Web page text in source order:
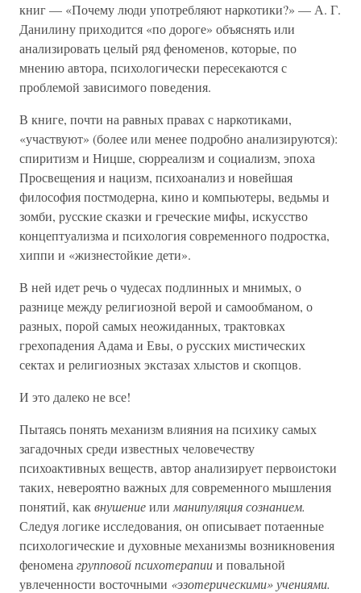
книг — «Почему люди употребляют наркотики?» — А. Г.
Данилину приходится «по дороге» объяснять или
анализировать целый ряд феноменов, которые, по
мнению автора, психологически пересекаются с
проблемой зависимого поведения.
В книге, почти на равных правах с наркотиками,
«участвуют» (более или менее подробно анализируются):
спиритизм и Ницше, сюрреализм и социализм, эпоха
Просвещения и нацизм, психоанализ и новейшая
философия постмодерна, кино и компьютеры, ведьмы и
зомби, русские сказки и греческие мифы, искусство
концептуализма и психология современного подростка,
хиппи и «жизнестойкие дети».
В ней идет речь о чудесах подлинных и мнимых, о
разнице между религиозной верой и самообманом, о
разных, порой самых неожиданных, трактовках
грехопадения Адама и Евы, о русских мистических
сектах и религиозных экстазах хлыстов и скопцов.
И это далеко не все!
Пытаясь понять механизм влияния на психику самых
загадочных среди известных человечеству
психоактивных веществ, автор анализирует первоистоки
таких, невероятно важных для современного мышления
понятий, каквнушениеили манипуляция сознанием.
Следуя логике исследования, он описывает потаенные
психологические и духовные механизмы возникновения
феномена групповой психотерапиии повальной
увлеченности восточными «эзотерическими» учениями.